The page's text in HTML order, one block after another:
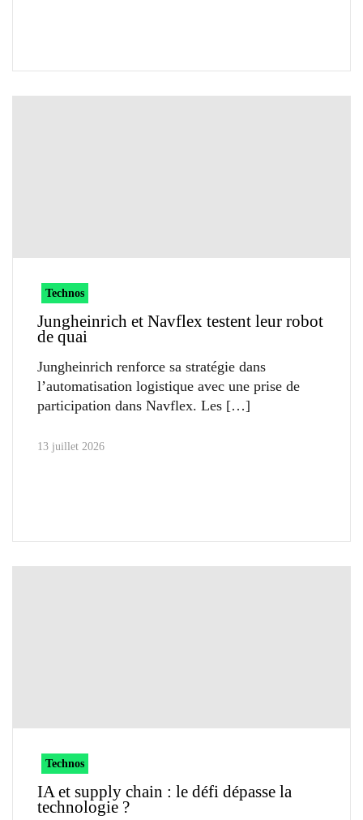
Technos
Jungheinrich et Navflex testent leur robot
de quai
Jungheinrich renforce sa stratégie dans
l’automatisation logistique avec une prise de
participation dans Navflex. Les
13 juillet 2026
Technos
IA et supply chain : le défi dépasse la
technologie ?